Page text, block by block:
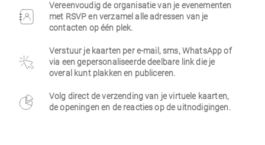
Vereenvoudig de organisatie van je evenementen
met RSVP en verzamel alle adressen van je
contacten op één plek.
Verstuur je kaarten per e-mail, sms, WhatsApp of
via een gepersonaliseerde deelbare link die je
overal kunt plakken en publiceren.
Volg direct de verzending van je virtuele kaarten,
de openingen en de reacties op de uitnodigingen.